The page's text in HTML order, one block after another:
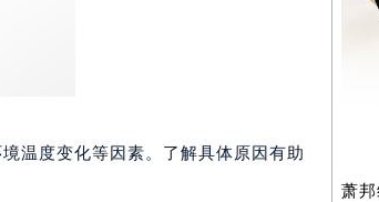
前预约）
）
预约）
温度变化等因素。了解具体原因有助
萧